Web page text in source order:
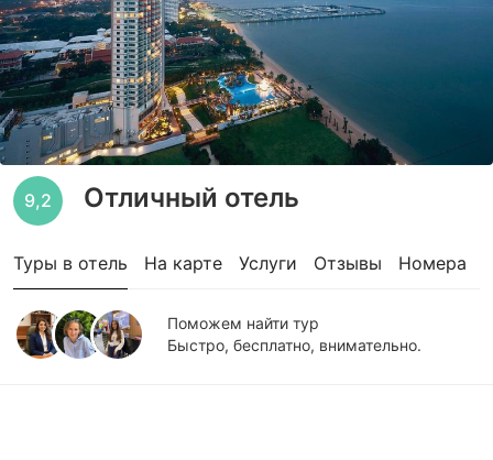
9,2 Отличный отель
Туры в отель На карте Услуги Отзывы Номера
Поможем найти тур
Быстро, бесплатно, внимательно.